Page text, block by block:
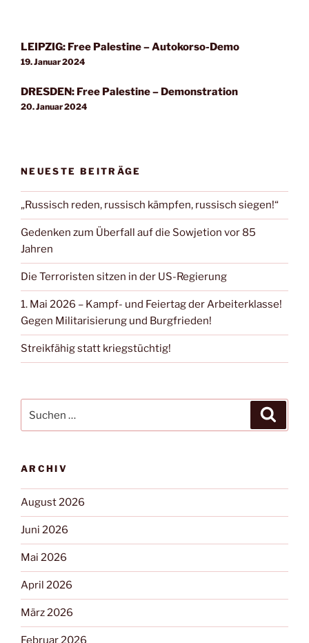
LEIPZIG: Free Palestine – Autokorso-Demo
19. Januar 2024
DRESDEN: Free Palestine – Demonstration
20. Januar 2024
NEUESTE BEITRÄGE
„Russisch reden, russisch kämpfen, russisch siegen!“
Gedenken zum Überfall auf die Sowjetion vor 85
Jahren
Die Terroristen sitzen in der US-Regierung
1. Mai 2026 – Kampf- und Feiertag der Arbeiterklasse!
Gegen Militarisierung und Burgfrieden!
Streikfähig statt kriegstüchtig!
ARCHIV
August 2026
Juni 2026
Mai 2026
April 2026
März 2026